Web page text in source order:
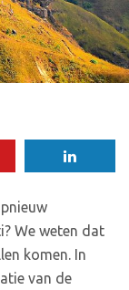
We weten dat
komen. In
van de